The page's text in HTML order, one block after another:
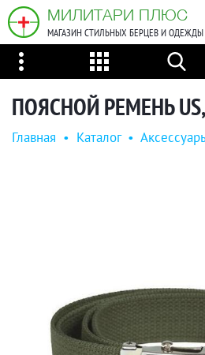
МИЛИТАРИ ПЛЮС
МАГАЗИН СТИЛЬНЫХ БЕРЦЕВ И ОДЕЖДЫ
ПОЯСНОЙ РЕМЕНЬ
Главная • Каталог •